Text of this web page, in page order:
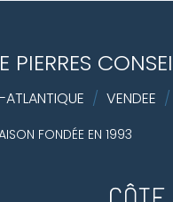
PIERRES
ATLANTIQUE / VENDEE /
FONDÉE EN 1993